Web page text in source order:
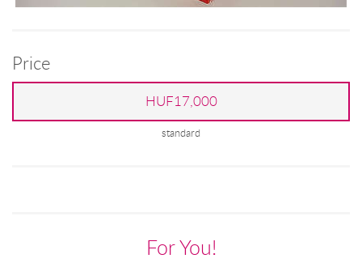
Price
HUF17,000
standard
For You!